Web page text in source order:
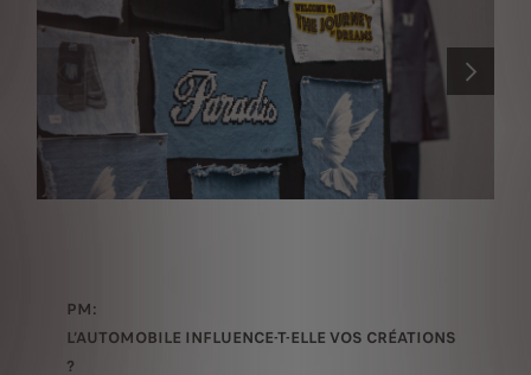
PRÉCÉDENT SUIVANT
PM:
L’AUTOMOBILE INFLUENCE-T-ELLE VOS CRÉATIONS
?